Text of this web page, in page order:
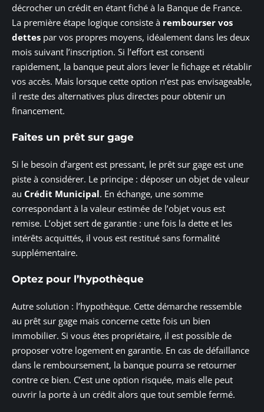
décrocher un crédit en étant fiché à la Banque de France.
La première étape logique consiste à rembourser vos
dettes par vos propres moyens, idéalement dans les deux
mois suivant l’inscription. Si l’effort est consenti
rapidement, la banque peut alors lever le fichage et rétablir
vos accès. Mais lorsque cette option n’est pas envisageable,
il reste des alternatives plus directes pour obtenir un
financement.
Faites un prêt sur gage
Si le besoin d’argent est pressant, le prêt sur gage est une
piste à considérer. Le principe : déposer un objet de valeur
au Crédit Municipal. En échange, une somme
correspondant à la valeur estimée de l’objet vous est
remise. L’objet sert de garantie : une fois la dette et les
intérêts acquittés, il vous est restitué sans formalité
supplémentaire.
Optez pour l’hypothèque
Autre solution : l’hypothèque. Cette démarche ressemble
au prêt sur gage mais concerne cette fois un bien
immobilier. Si vous êtes propriétaire, il est possible de
proposer votre logement en garantie. En cas de défaillance
dans le remboursement, la banque pourra se retourner
contre ce bien. C’est une option risquée, mais elle peut
ouvrir la porte à un crédit alors que tout semble fermé.